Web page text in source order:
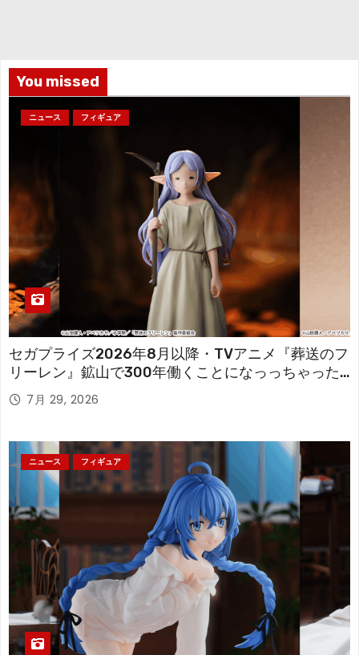
You missed
ニュース フィギュア
セガプライズ2026年8月以降・TVアニメ『葬送のフ
リーレン』鉱山で300年働くことになっっちゃった
「フリーレン」を立体化！
7月 29, 2026
ニュース フィギュア